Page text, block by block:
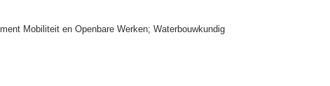
Mobiliteit en Openbare Werken; Waterbouwkundig